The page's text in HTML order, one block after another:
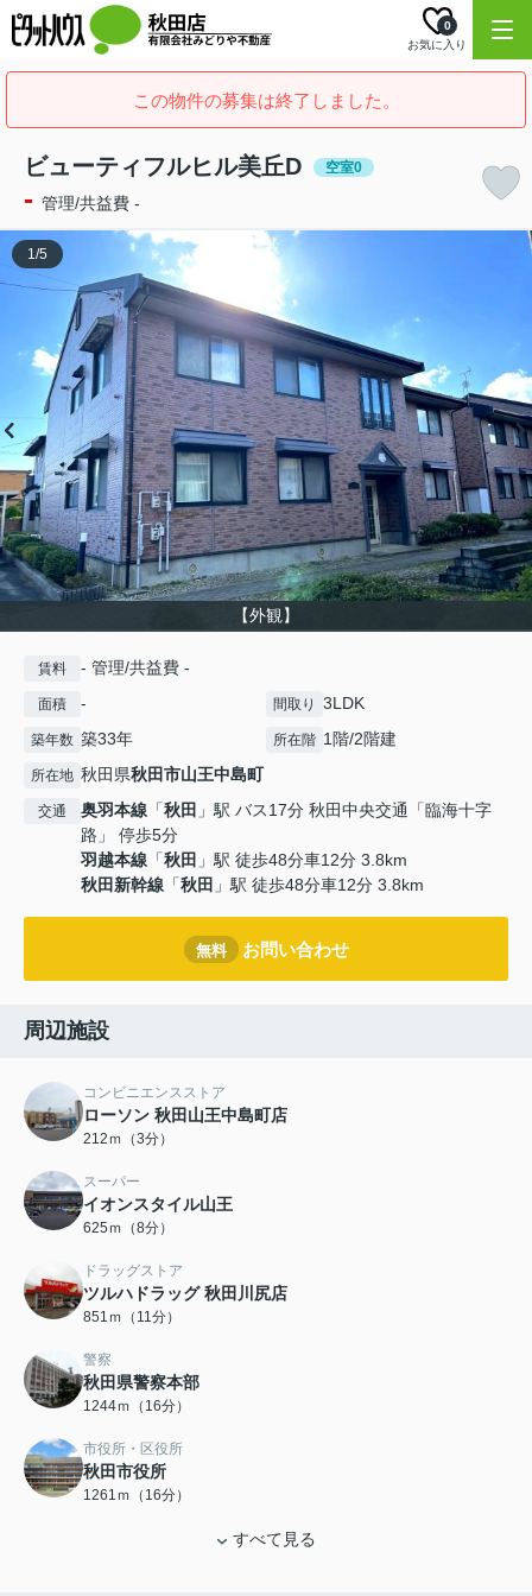
お気に入り
0
この物件の募集は終了しました。
ビューティフルヒル美丘D 空室0
- 管理/共益費 -
【外観】
1/5
賃料 - 管理/共益費 -
面積 - 間取り 3LDK
築年数 築33年 所在階 1階/2階建
所在地 秋田県秋田市山王中島町
交通 奥羽本線 「秋田 」駅 バス17分 秋田中央交通「臨海十字
路」 停歩5分
羽越本線 「秋田 」駅 徒歩48分車12分 3.8km
秋田新幹線 「秋田 」駅 徒歩48分車12分 3.8km
無料 お問い合わせ
周辺施設
コンビニエンスストア
ローソン 秋田山王中島町店
212ｍ（3分）
スーパー
イオンスタイル山王
625ｍ（8分）
ドラッグストア
ツルハドラッグ 秋田川尻店
851ｍ（11分）
警察
秋田県警察本部
1244ｍ（16分）
市役所・区役所
秋田市役所
1261ｍ（16分）
すべて見る